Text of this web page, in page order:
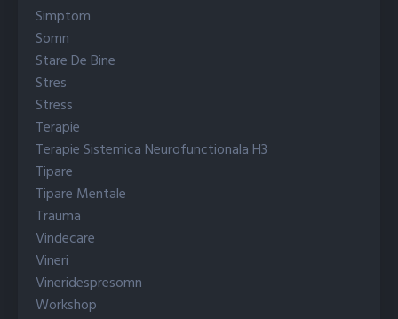
Simptom
Somn
Stare De Bine
Stres
Stress
Terapie
Terapie Sistemica Neurofunctionala H3
Tipare
Tipare Mentale
Trauma
Vindecare
Vineri
Vineridespresomn
Workshop